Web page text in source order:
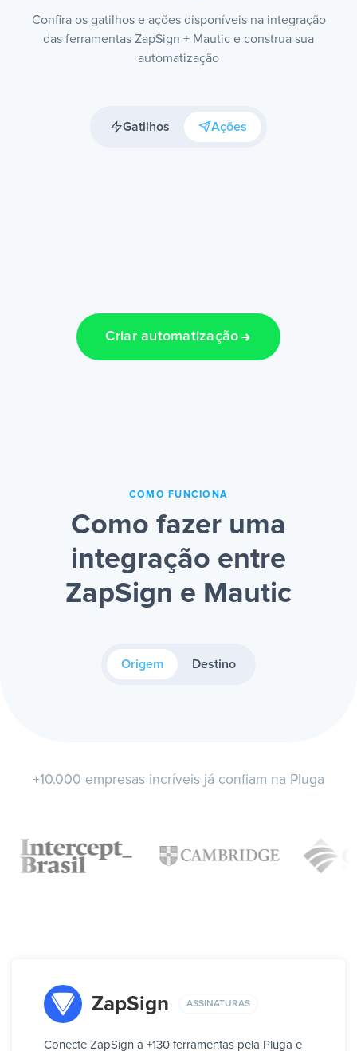
Confira os gatilhos e ações disponíveis na integração
das ferramentas ZapSign + Mautic e construa sua
automatização
Gatilhos Ações
Criar automatização
COMO FUNCIONA
Como fazer uma
integração entre
ZapSign e Mautic
Origem Destino
+10.000 empresas incríveis já confiam na Pluga
ZapSign ASSINATURAS
Conecte ZapSign a +130 ferramentas pela Pluga e